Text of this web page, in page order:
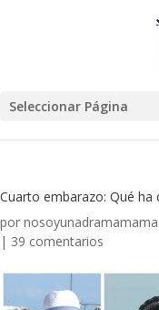
Seleccionar Página
Cuarto embarazo: Qué
por nosoyunadramamama
| 39 comentarios